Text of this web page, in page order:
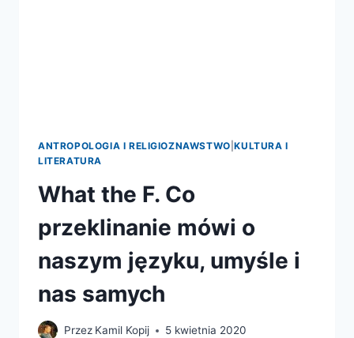
ANTROPOLOGIA I RELIGIOZNAWSTWO |KULTURA I
LITERATURA
What the F. Co
przeklinanie mówi o
naszym języku, umyśle i
nas samych
Przez Kamil Kopij 5 kwietnia 2020